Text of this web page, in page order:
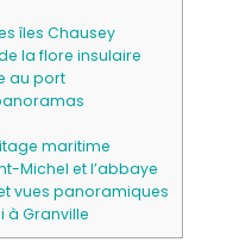
îles Chausey
la flore insulaire
au port
maritime
Michel et l’abbaye
vues panoramiques
à Granville